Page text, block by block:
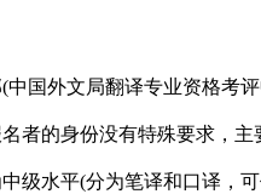
国外文局翻译专业资格考评
者的身份没有特殊要求，
级水平(分为笔译和口译，可